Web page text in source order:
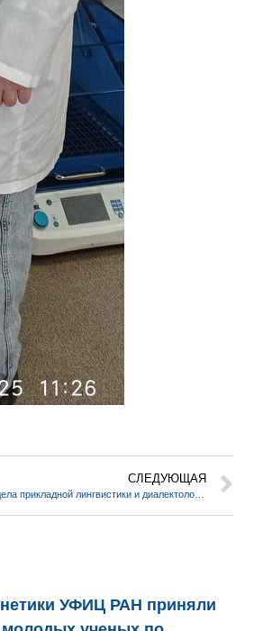
СЛЕДУЮЩАЯ
Интервью научного сотрудника отдела прикладной лингвистики и диалектологии ИИЯЛ М.Р. Валиевой на радио «Ашкадар»
УФИЦ РАН приняли